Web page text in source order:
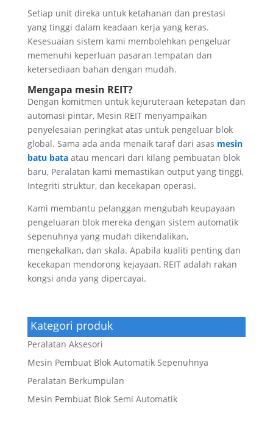
Setiap unit direka untuk ketahanan dan prestasi
yang tinggi dalam keadaan kerja yang keras.
Kesesuaian sistem kami membolehkan pengeluar
memenuhi keperluan pasaran tempatan dan
ketersediaan bahan dengan mudah.
Mengapa mesin REIT?
Dengan komitmen untuk kejuruteraan ketepatan dan
automasi pintar, Mesin REIT menyampaikan
penyelesaian peringkat atas untuk pengeluar blok
global. Sama ada anda menaik taraf dari asas mesin
batu bataatau mencari dari kilang pembuatan blok
baru, Peralatan kami memastikan output yang tinggi,
Integriti struktur, dan kecekapan operasi.
Kami membantu pelanggan mengubah keupayaan
pengeluaran blok mereka dengan sistem automatik
sepenuhnya yang mudah dikendalikan,
mengekalkan, dan skala. Apabila kualiti penting dan
kecekapan mendorong kejayaan, REIT adalah rakan
kongsi anda yang dipercayai.
Kategori produk
Peralatan Aksesori
Mesin Pembuat Blok Automatik Sepenuhnya
Peralatan Berkumpulan
Mesin Pembuat Blok Semi Automatik